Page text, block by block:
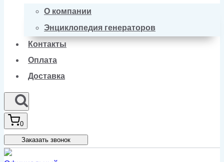
О компании
Энциклопедия генераторов
Контакты
Оплата
Доставка
0
Заказать звонок